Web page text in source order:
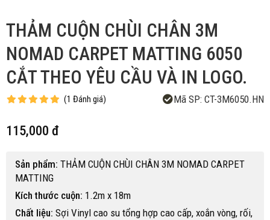
THẢM CUỘN CHÙI CHÂN 3M
NOMAD CARPET MATTING 6050
CẮT THEO YÊU CẦU VÀ IN LOGO.
(1 Đánh giá) Mã SP: CT-3M6050.HN
115,000 đ
Sản phẩm: THẢM CUỘN CHÙI CHÂN 3M NOMAD CARPET
MATTING
Kích thước cuộn: 1.2m x 18m
Chất liệu: Sợi Vinyl cao su tổng hợp cao cấp, xoắn vòng, rối,